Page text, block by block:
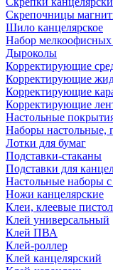
Скрепочницы
Шило канцелярское
Набор
Дыроколы
Корректирующие
Корректирующие
Корректирующие
Корректирующие
Настольные
Наборы настольные,
Лотки для бумаг
Подставки-стаканы
Подставки для
Настольные наборы
Ножи канцелярские
Клеи, клеевые
Клей универсальный
Клей ПВА
Клей-роллер
Клей канцелярский